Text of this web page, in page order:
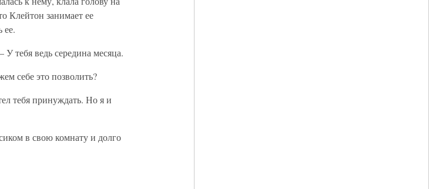
Клейтон занимает ее
ее.
тебя ведь середина месяца.
себе это позволить?
тебя принуждать. Но я и
в свою комнату и долго